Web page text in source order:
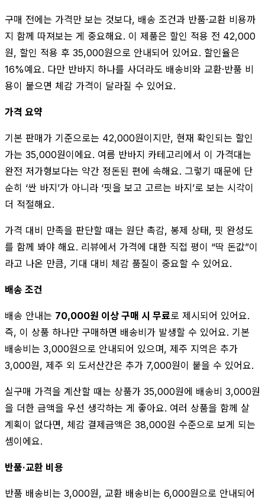
구매 전에는 가격만 보는 것보다, 배송 조건과 반품·교환 비용까
지 함께 따져보는 게 중요해요. 이 제품은 할인 적용 전 42,000
원, 할인 적용 후 35,000원으로 안내되어 있어요. 할인율은
16%예요. 다만 반바지 하나를 사더라도 배송비와 교환·반품 비
용이 붙으면 체감 가격이 달라질 수 있어요.
가격 요약
기본 판매가 기준으로는 42,000원이지만, 현재 확인되는 할인
가는 35,000원이에요. 여름 반바지 카테고리에서 이 가격대는
완전 저가형보다는 약간 정돈된 편에 속해요. 그렇기 때문에 단
순히 ‘싼 바지’가 아니라 ‘핏을 보고 고르는 바지’로 보는 시각이
더 적절해요.
가격 대비 만족을 판단할 때는 원단 촉감, 봉제 상태, 핏 완성도
를 함께 봐야 해요. 리뷰에서 가격에 대한 직접 평이 “딱 돈값”이
라고 나온 만큼, 기대 대비 체감 품질이 중요할 수 있어요.
배송 조건
배송 안내는 70,000원 이상 구매 시 무료로 제시되어 있어요.
즉, 이 상품 하나만 구매하면 배송비가 발생할 수 있어요. 기본
배송비는 3,000원으로 안내되어 있으며, 제주 지역은 추가
3,000원, 제주 외 도서산간은 추가 7,000원이 붙을 수 있어요.
실구매 가격을 계산할 때는 상품가 35,000원에 배송비 3,000원
을 더한 금액을 우선 생각하는 게 좋아요. 여러 상품을 함께 살
계획이 없다면, 체감 결제금액은 38,000원 수준으로 보게 되는
셈이에요.
반품·교환 비용
반품 배송비는 3,000원, 교환 배송비는 6,000원으로 안내되어